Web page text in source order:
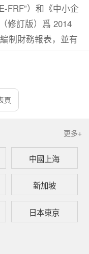
FRF”）和《中小企
修訂版）爲 2014
制財務報表，並有
費用和給成員帶來
延遲爲由將子一個
。此除外條款是對
充。
完全免除公司編制
表的要求，而是意
中披露的某些信
頁
更多+
中國上海
新加坡
日本東京